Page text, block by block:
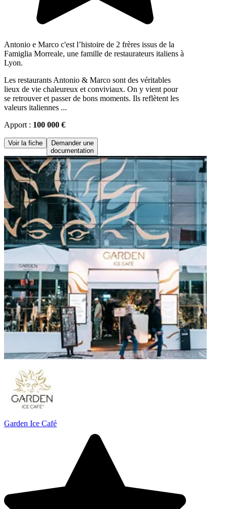
Antonio e Marco c'est l’histoire de 2 frères issus de la
Famiglia Morreale, une famille de restaurateurs italiens à
Lyon.
Les restaurants Antonio & Marco sont des véritables
lieux de vie chaleureux et conviviaux. On y vient pour
se retrouver et passer de bons moments. Ils reflètent les
valeurs italiennes ...
Apport : 100 000 €
Voir la fiche
Demander une
documentation
Garden Ice Café